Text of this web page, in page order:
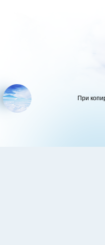
При